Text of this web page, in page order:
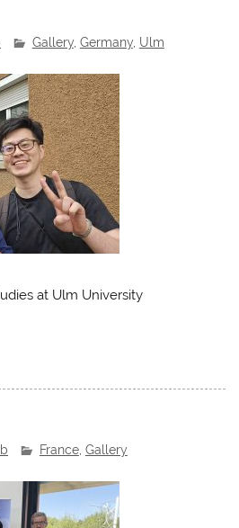
Gallery, Germany, Ulm
at Ulm University
France, Gallery